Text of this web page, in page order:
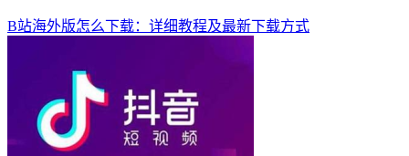
B站海外版怎么下载：详细教程及最新下载方式